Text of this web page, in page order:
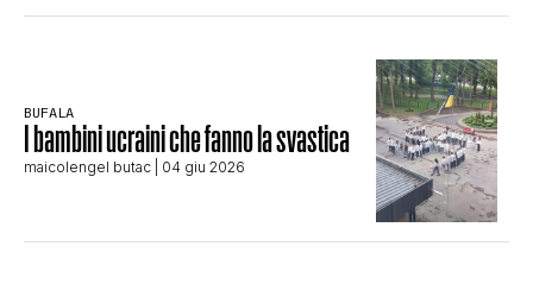
BUFALA
I bambini ucraini che fanno la svastica
maicolengel butac | 04 giu 2026